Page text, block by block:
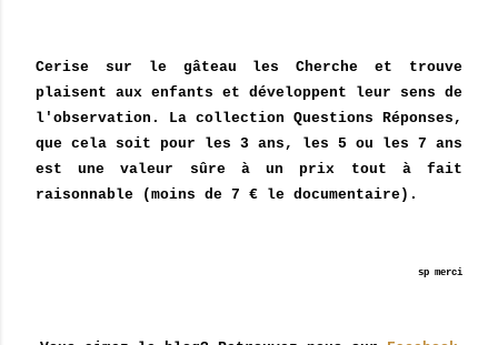
Cerise sur le gâteau les Cherche et trouve
plaisent aux enfants et développent leur sens de
l'observation. La collection Questions Réponses,
que cela soit pour les 3 ans, les 5 ou les 7 ans
est une valeur sûre à un prix tout à fait
raisonnable (moins de 7 € le documentaire).
sp merci